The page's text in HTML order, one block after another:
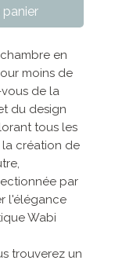
en
moins de
vous de la
du design
tous les
la création de
par
l'élégance
Wabi
trouverez un